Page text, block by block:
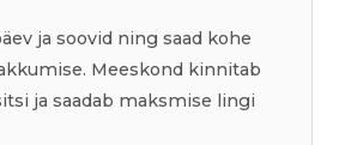
ja soovid ning saad kohe
Meeskond kinnitab
ja saadab maksmise lingi